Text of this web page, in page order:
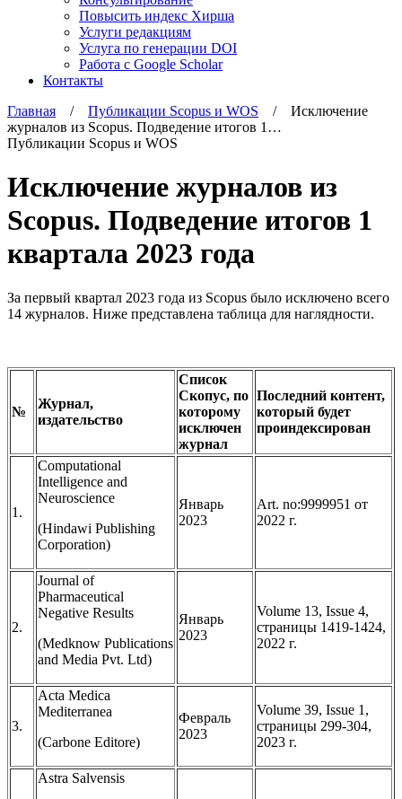
Повысить индекс Хирша
Услуги редакциям
Услуга по генерации DOI
Работа с Google Scholar
Контакты
Главная / Публикации Scopus и WOS / Исключение
журналов из Scopus. Подведение итогов 1…
Публикации Scopus и WOS
Исключение журналов из
Scopus. Подведение итогов 1
квартала 2023 года
За первый квартал 2023 года из Scopus было исключено всего
14 журналов. Ниже представлена таблица для наглядности.
№
Журнал,
издательство
Список
Скопус, по
которому
исключен
журнал
Последний контент,
который будет
проиндексирован
1.
Computational
Intelligence and
Neuroscience
(Hindawi Publishing
Corporation)
Январь
2023
Art. no:9999951 от
2022 г.
2.
Journal of
Pharmaceutical
Negative Results
(Medknow Publications
and Media Pvt. Ltd)
Январь
2023
Volume 13, Issue 4,
страницы 1419-1424,
2022 г.
3.
Acta Medica
Mediterranea
(Carbone Editore)
Февраль
2023
Volume 39, Issue 1,
страницы 299-304,
2023 г.
Astra Salvensis